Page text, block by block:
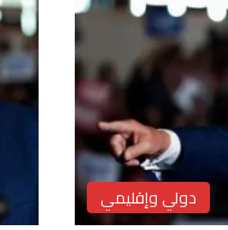
دولي وإقليمي